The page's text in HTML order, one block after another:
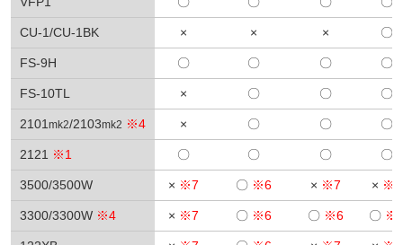
CU-1/CU-1BK × × × 〇
FS-9H 〇 〇 〇 〇
FS-10TL × 〇 〇 〇
2101 mk2/2103mk2 ※4 × 〇 〇 〇
2121 ※1 〇 〇 〇 〇
3500/3500W × ※7 〇 ※6 × ※7 × ※7
3300/3300W ※4 × ※7 〇 ※6 〇 ※6 〇